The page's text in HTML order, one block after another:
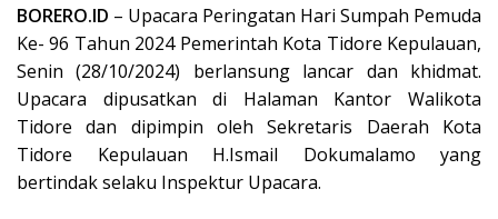
BORERO.ID – Upacara Peringatan Hari Sumpah Pemuda
Ke- 96 Tahun 2024 Pemerintah Kota Tidore Kepulauan,
Senin (28/10/2024) berlansung lancar dan khidmat.
Upacara dipusatkan di Halaman Kantor Walikota
Tidore dan dipimpin oleh Sekretaris Daerah Kota
Tidore Kepulauan H.Ismail Dokumalamo yang
bertindak selaku Inspektur Upacara.